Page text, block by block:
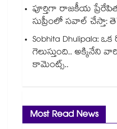
పూర్తిగా రాజకీయ ప్రేరేపిత
సుప్రీంలో సవాల్
Sobhita Dhulipala:
గెలుస్తుంది.. అక్కినేని
కామెంట్స్..
Most Read News